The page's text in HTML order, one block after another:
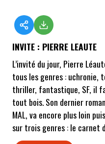
INVITE : PIERRE LEAUTE
L’invité du jour, Pierre
tous les genres : uchronie,
thriller, fantastique, SF, il
tout bois. Son dernier
MAL, va encore plus loin
sur trois genres : le carnet